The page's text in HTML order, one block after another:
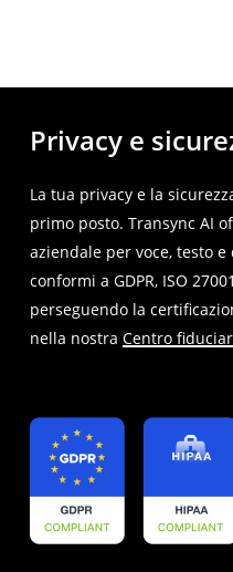
Privacy e
La tua privacy e la
primo posto. Transync AI
aziendale per voce, testo
conformi a GDPR, ISO
perseguendo la
nella nostra Centro